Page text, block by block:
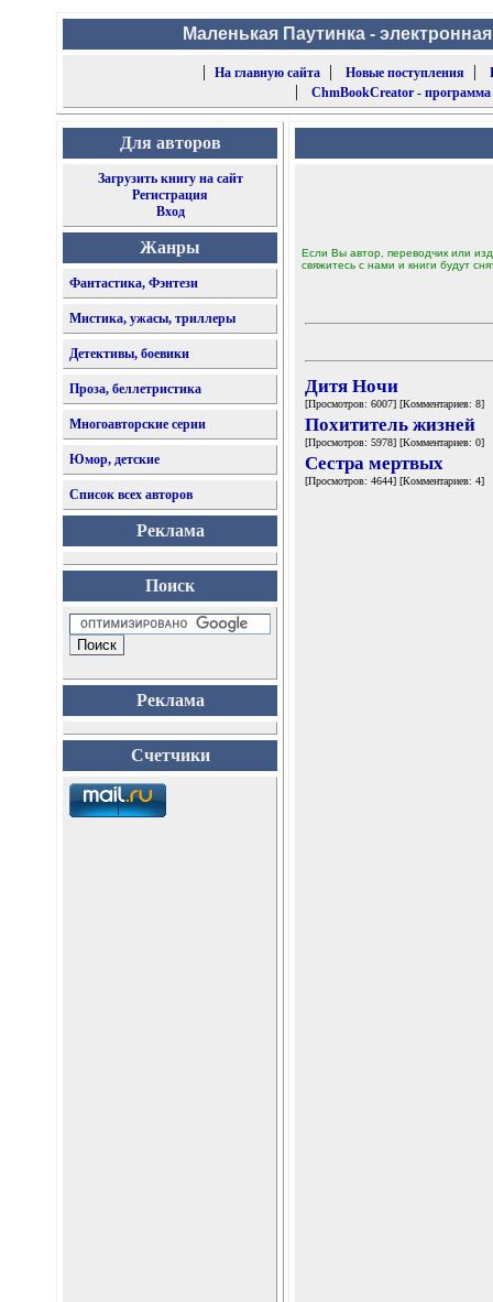
Маленькая Паутинка -
|
На главную сайта| Новые поступления |
| ChmBookCreator -
Для авторов
Загрузить книгу на сайт
Регистрация
Вход
Жанры
Фантастика, Фэнтези
Мистика, ужасы, триллеры
Детективы, боевики
Проза, беллетристика
Многоавторские серии
Юмор, детские
Список всех авторов
Реклама
Поиск
Реклама
Счетчики
Если Вы автор, переводчик или
свяжитесь с нами и книги будут
Дитя Ночи
[Просмотров: 6007] [Комментариев: 8]
Похититель жизней
[Просмотров: 5978] [Комментариев: 0]
Сестра мертвых
[Просмотров: 4644] [Комментариев: 4]